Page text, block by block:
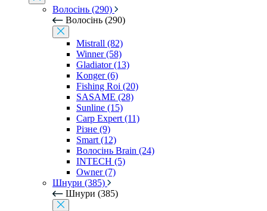
Волосінь (290)
Волосінь (290)
Mistrall (82)
Winner (58)
Gladiator (13)
Konger (6)
Fishing Roi (20)
SASAME (28)
Sunline (15)
Carp Expert (11)
Різне (9)
Smart (12)
Волосінь Brain (24)
INTECH (5)
Owner (7)
Шнури (385)
Шнури (385)